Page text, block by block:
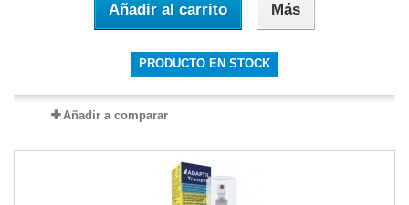
Añadir al carrito Más
PRODUCTO EN STOCK
Añadir a comparar